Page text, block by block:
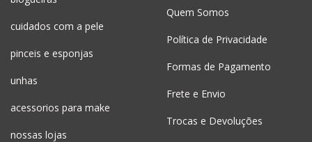
cuidados com a pele
pinceis e esponjas
unhas
acessorios para make
nossas lojas
Quem Somos
Política de Privacidade
Formas de Pagamento
Frete e Envio
Trocas e Devoluções